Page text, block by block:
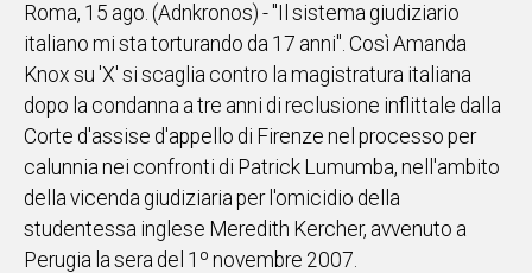
POLITICA
IN
ITALIA
NEL
MONDO
SPORT
EVENTI
STORIE
Roma, 15 ago. (Adnkronos) - "Il sistema giudiziario
italiano mi sta torturando da 17 anni". Così Amanda
Knox su 'X' si scaglia contro la magistratura italiana
dopo la condanna a tre anni di reclusione inflittale dalla
Corte d'assise d'appello di Firenze nel processo per
calunnia nei confronti di Patrick Lumumba, nell'ambito
della vicenda giudiziaria per l'omicidio della
studentessa inglese Meredith Kercher, avvenuto a
Perugia la sera del 1º novembre 2007.